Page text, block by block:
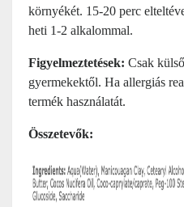
környékét. 15-20 perc
heti 1-2 alkalommal.
Figyelmeztetések: Csak
gyermekektől. Ha allergiás
termék használatát.
Összetevők: